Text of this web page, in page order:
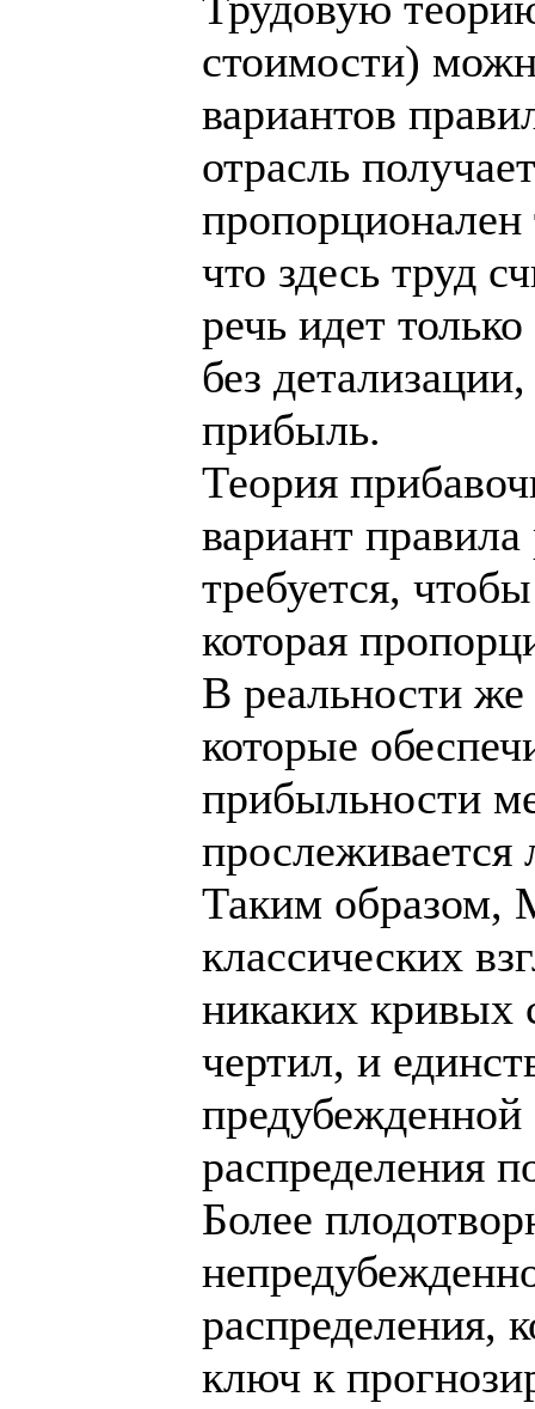
стоимости)
вариантов
отрасль
что здесь труд
речь идет
без
прибыль.
Теория
вариант правила
требуется,
которая
В реальности
которые
прибыльности
прослеживается
Таким образом,
классических
никаких кривых
чертил, и
распределения
Более
распределения,
ключ к